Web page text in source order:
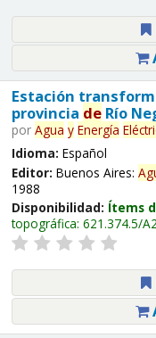
Estación
provincia deRío
por Agua y Energía
Idioma: Español
Editor: Buenos Aires:
1988
Disponibilidad: Ítems
topográfica: 621.374.5/